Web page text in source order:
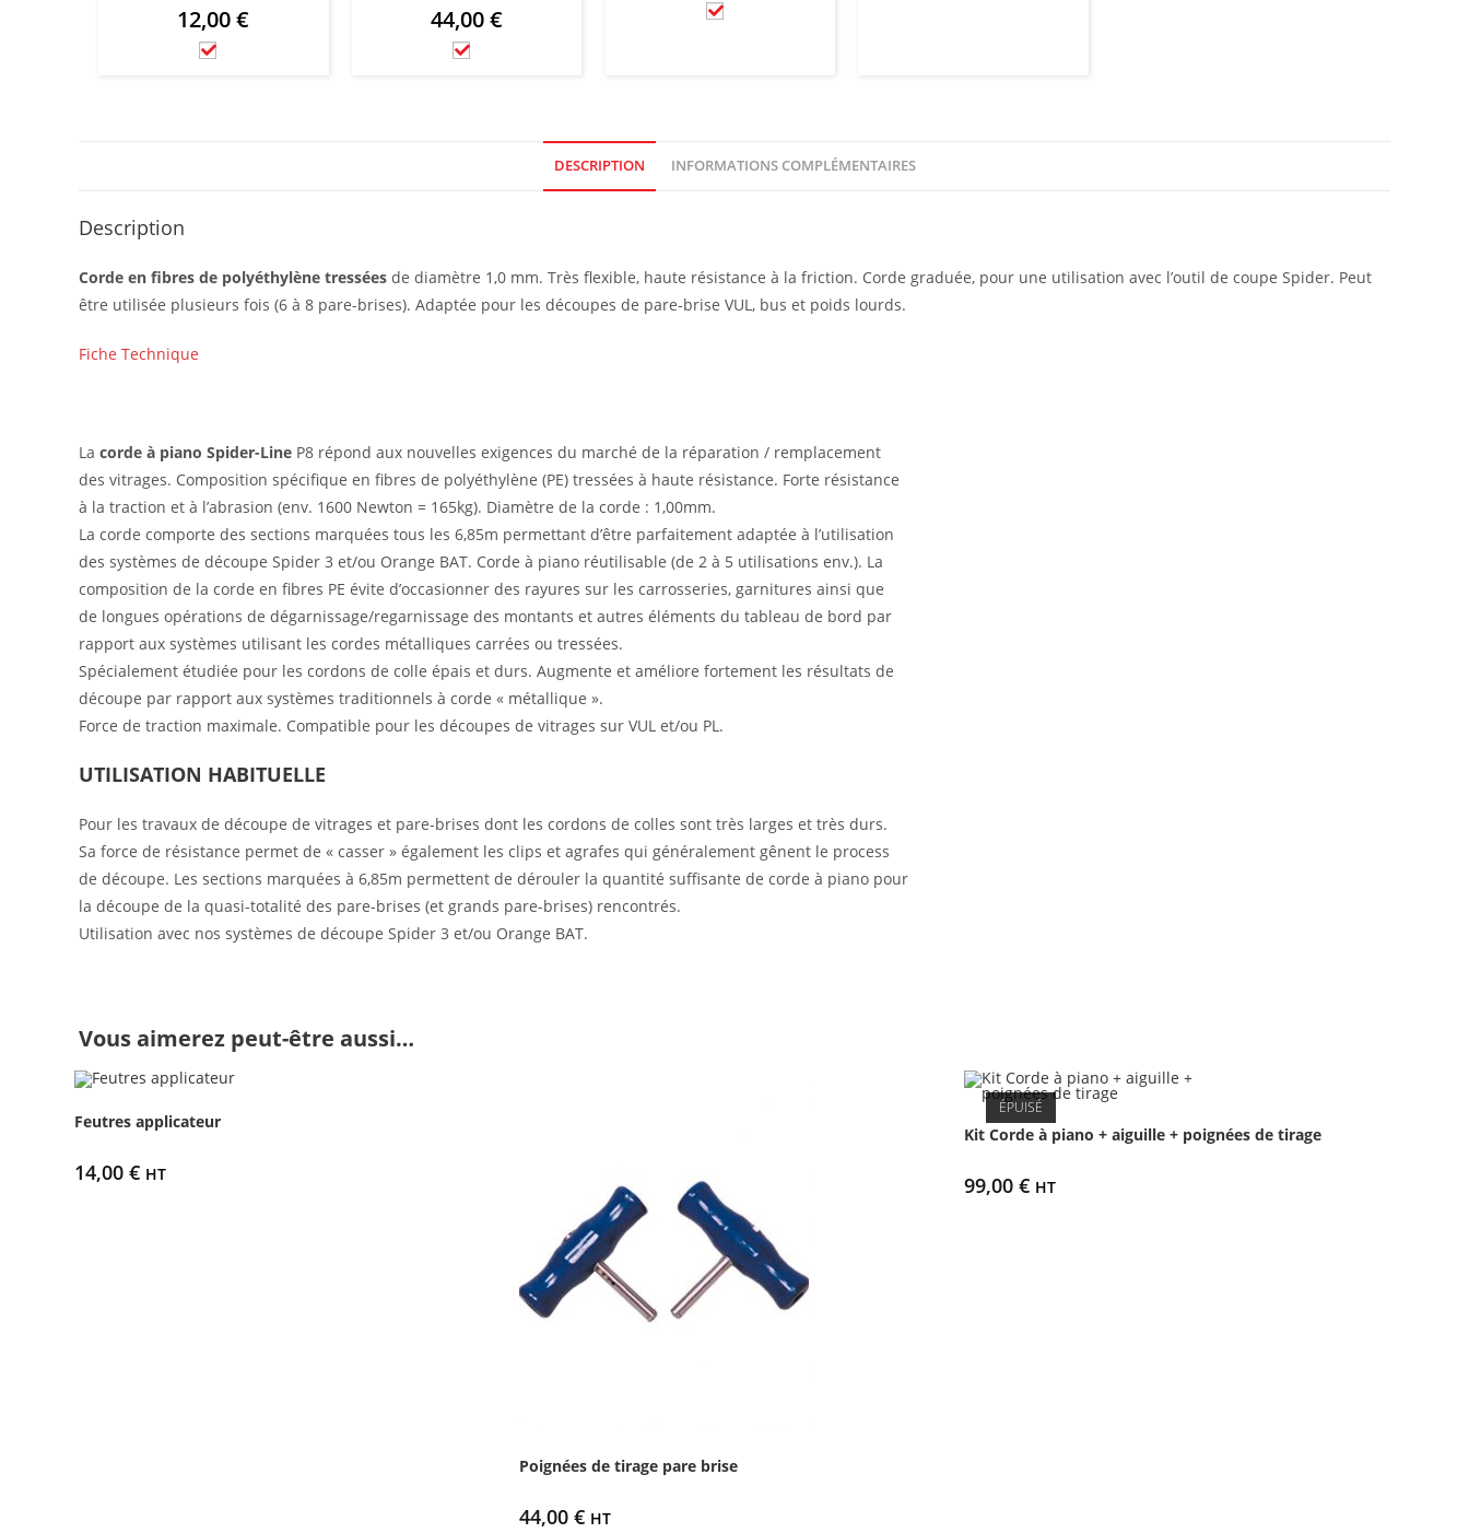
12,00€
44,00€
DESCRIPTION INFORMATIONS COMPLÉMENTAIRES
Description
Corde en fibres de polyéthylène tressées de diamètre 1,0 mm. Très flexible, haute résistance à la friction. Corde graduée, pour une utilisation avec l’outil de coupe Spider. Peut
être utilisée plusieurs fois (6 à 8 pare-brises). Adaptée pour les découpes de pare-brise VUL, bus et poids lourds.
Fiche Technique
La corde à piano Spider-Line P8 répond aux nouvelles exigences du marché de la réparation / remplacement
des vitrages. Composition spécifique en fibres de polyéthylène (PE) tressées à haute résistance. Forte résistance
à la traction et à l’abrasion (env. 1600 Newton = 165kg). Diamètre de la corde : 1,00mm.
La corde comporte des sections marquées tous les 6,85m permettant d’être parfaitement adaptée à l’utilisation
des systèmes de découpe Spider 3 et/ou Orange BAT. Corde à piano réutilisable (de 2 à 5 utilisations env.). La
composition de la corde en fibres PE évite d’occasionner des rayures sur les carrosseries, garnitures ainsi que
de longues opérations de dégarnissage/regarnissage des montants et autres éléments du tableau de bord par
rapport aux systèmes utilisant les cordes métalliques carrées ou tressées.
Spécialement étudiée pour les cordons de colle épais et durs. Augmente et améliore fortement les résultats de
découpe par rapport aux systèmes traditionnels à corde « métallique ».
Force de traction maximale. Compatible pour les découpes de vitrages sur VUL et/ou PL.
UTILISATION HABITUELLE
Pour les travaux de découpe de vitrages et pare-brises dont les cordons de colles sont très larges et très durs.
Sa force de résistance permet de « casser » également les clips et agrafes qui généralement gênent le process
de découpe. Les sections marquées à 6,85m permettent de dérouler la quantité suffisante de corde à piano pour
la découpe de la quasi-totalité des pare-brises (et grands pare-brises) rencontrés.
Utilisation avec nos systèmes de découpe Spider 3 et/ou Orange BAT.
Vous aimerez peut-être aussi…
Feutres applicateur
14,00€ HT
Poignées de tirage pare brise
44,00 € HT
ÉPUISÉ
Kit Corde à piano + aiguille + poignées de tirage
99,00 € HT